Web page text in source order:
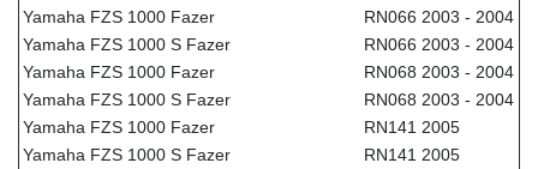
Yamaha FZS 1000 Fazer
RN066 2003 - 2004
Yamaha FZS 1000 S Fazer
RN066 2003 - 2004
Yamaha FZS 1000 Fazer
RN068 2003 - 2004
Yamaha FZS 1000 S Fazer
RN068 2003 - 2004
Yamaha FZS 1000 Fazer
RN141 2005
Yamaha FZS 1000 S Fazer
RN141 2005